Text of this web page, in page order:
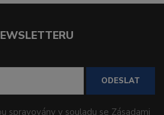
ODESLAT
spravovány v souladu se Zásadami